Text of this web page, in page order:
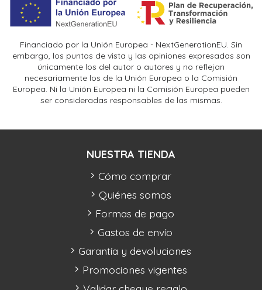
Financiado por la Unión Europea - NextGenerationEU. Sin
embargo, los puntos de vista y las opiniones expresadas son
únicamente los del autor o autores y no reflejan
necesariamente los de la Unión Europea o la Comisión
Europea. Ni la Unión Europea ni la Comisión Europea pueden
ser consideradas responsables de las mismas.
NUESTRA TIENDA
Cómo comprar
Quiénes somos
Formas de pago
Gastos de envío
Garantía y devoluciones
Promociones vigentes